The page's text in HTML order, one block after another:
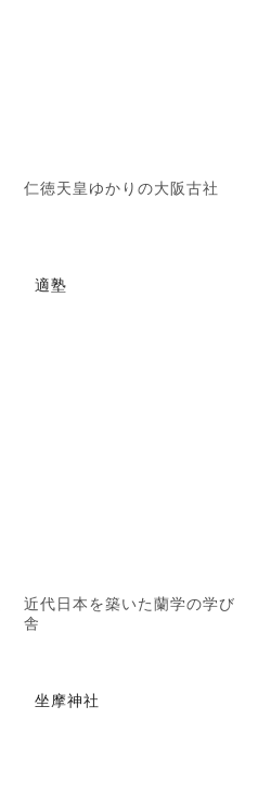
仁徳天皇ゆかりの大阪古社
適塾
近代日本を築いた蘭学の学び
舎
坐摩神社